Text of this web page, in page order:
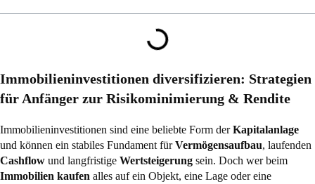
Immobilieninvestitionen diversifizieren: Strategien
für Anfänger zur Risikominimierung & Rendite
Immobilieninvestitionen sind eine beliebte Form derKapitalanlage
und können ein stabiles Fundament fürVermögensaufbau, laufenden
Cashflow und langfristige Wertsteigerung sein. Doch wer beim
Immobilien kaufen alles auf ein Objekt, eine Lage oder eine